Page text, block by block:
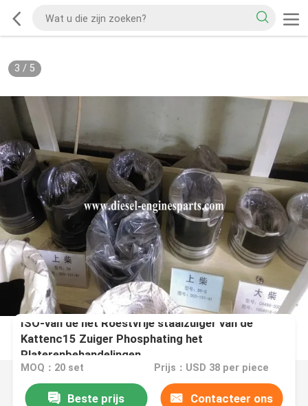
3 / 5
ISO-van de het Roestvrije staalzuiger van de
Kattenc15 Zuiger Phosphating het
Platerenbehandelingen
MOQ：20 set Prijs：USD 38 per piece
Beste prijs Contacteer ons